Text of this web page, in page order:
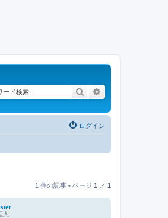
検索
ログイン
1 件の記事 • ページ 1 ／ 1
人